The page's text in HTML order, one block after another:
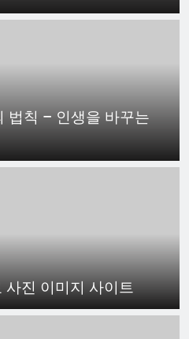
법칙 – 인생을 바꾸는
사진 이미지 사이트